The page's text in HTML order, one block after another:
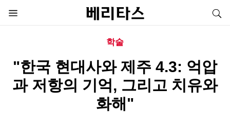
학술
"한국 현대사와 제주 4.3: 억압
과 저항의 기억, 그리고 치유와
화해"